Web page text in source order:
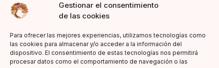
Gestionar el consentimiento
de las cookies
Para ofrecer las mejores experiencias, utilizamos tecnologías como
las cookies para almacenar y/o acceder a la información del
dispositivo. El consentimiento de estas tecnologías nos permitirá
procesar datos como el comportamiento de navegación o las
Acepto la política de privacidad